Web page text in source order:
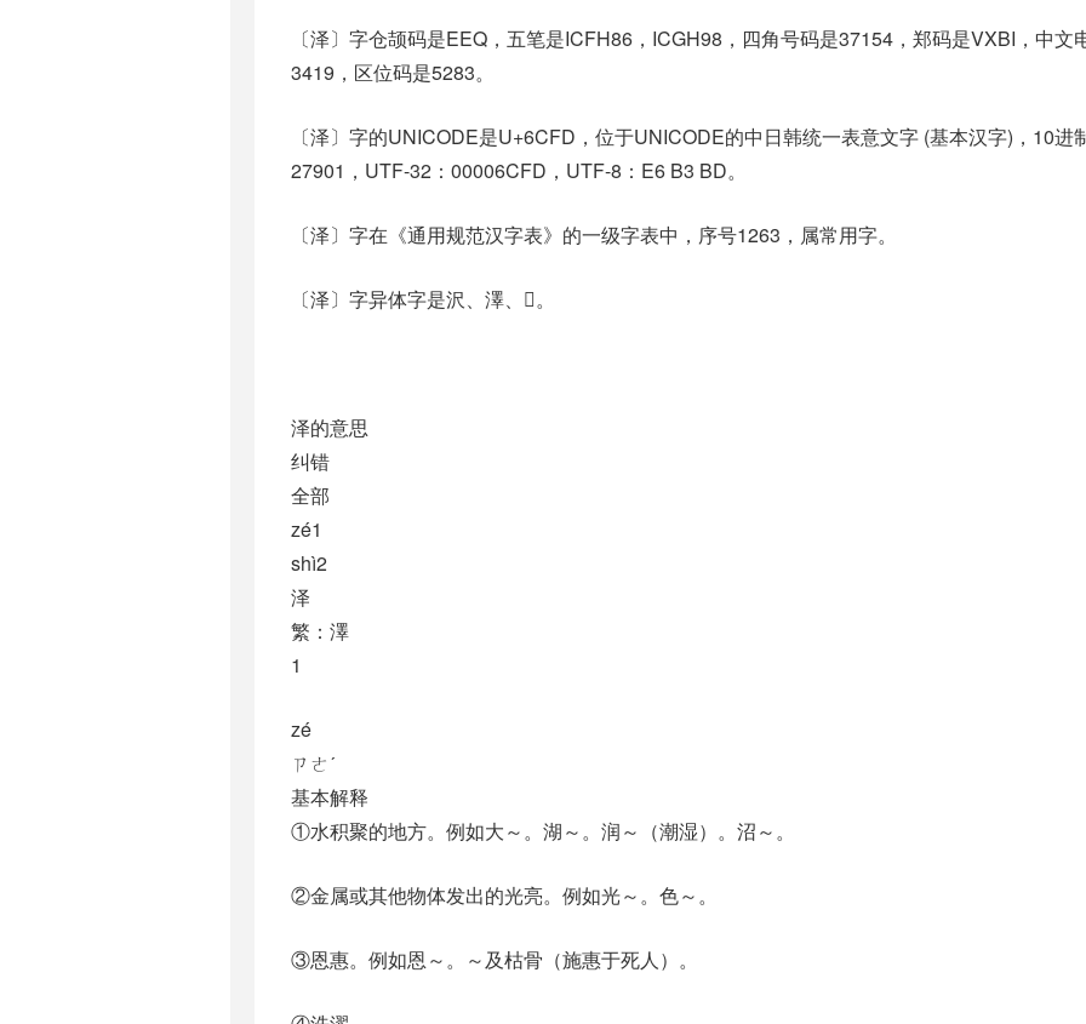
〔泽〕字仓颉码是EEQ，五笔是ICFH86，ICGH98，四角号码是37154，郑码是VXBI，中文
3419，区位码是5283。
〔泽〕字的UNICODE是U+6CFD，位于UNICODE的中日韩统一表意文字 (基本汉字)，10进
27901，UTF-32：00006CFD，UTF-8：E6 B3 BD。
〔泽〕字在《通用规范汉字表》的一级字表中，序号1263，属常用字。
〔泽〕字异体字是沢、澤、𣼦。
泽的意思
纠错
全部
zé1
shì2
泽
繁：澤
1
zé
ㄗㄜˊ
基本解释
①水积聚的地方。例如大～。湖～。润～（潮湿）。沼～。
②金属或其他物体发出的光亮。例如光～。色～。
③恩惠。例如恩～。～及枯骨（施惠于死人）。